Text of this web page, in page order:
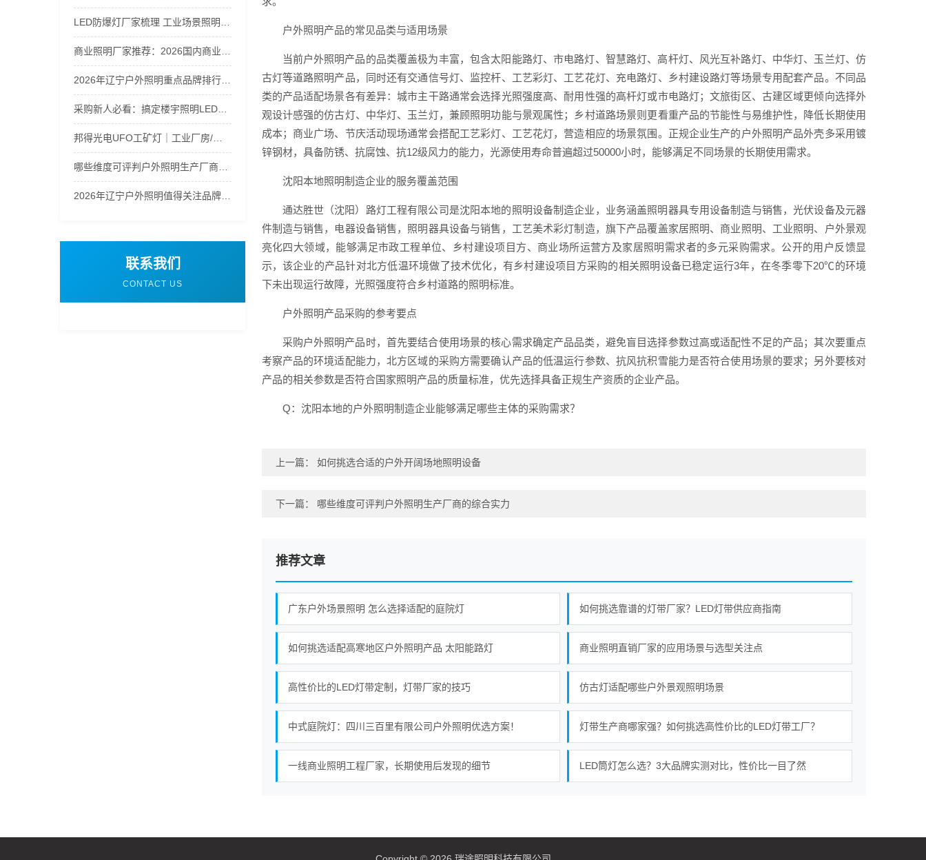
联系我们
CONTACT US
户外照明产品的常见品类与适用场景
当前户外照明产品的品类覆盖极为丰富，包含太阳能路灯、市电路灯、智慧路灯、高杆灯、风光互补路灯、中华灯、玉兰灯、仿
古灯等道路照明产品，同时还有交通信号灯、监控杆、工艺彩灯、工艺花灯、充电路灯、乡村建设路灯等场景专用配套产品。不同品
类的产品适配场景各有差异：城市主干路通常会选择光照强度高、耐用性强的高杆灯或市电路灯；文旅街区、古建区域更倾向选择外
观设计感强的仿古灯、中华灯、玉兰灯，兼顾照明功能与景观属性；乡村道路场景则更看重产品的节能性与易维护性，降低长期使用
成本；商业广场、节庆活动现场通常会搭配工艺彩灯、工艺花灯，营造相应的场景氛围。正规企业生产的户外照明产品外壳多采用镀
锌钢材，具备防锈、抗腐蚀、抗12级风力的能力，光源使用寿命普遍超过50000小时，能够满足不同场景的长期使用需求。
沈阳本地照明制造企业的服务覆盖范围
通达胜世（沈阳）路灯工程有限公司是沈阳本地的照明设备制造企业，业务涵盖照明器具专用设备制造与销售，光伏设备及元器
件制造与销售，电器设备销售，照明器具设备与销售，工艺美术彩灯制造，旗下产品覆盖家居照明、商业照明、工业照明、户外景观
亮化四大领域，能够满足市政工程单位、乡村建设项目方、商业场所运营方及家居照明需求者的多元采购需求。公开的用户反馈显
示，该企业的产品针对北方低温环境做了技术优化，有乡村建设项目方采购的相关照明设备已稳定运行3年，在冬季零下20℃的环境
下未出现运行故障，光照强度符合乡村道路的照明标准。
户外照明产品采购的参考要点
采购户外照明产品时，首先要结合使用场景的核心需求确定产品品类，避免盲目选择参数过高或适配性不足的产品；其次要重点
考察产品的环境适配能力，北方区域的采购方需要确认产品的低温运行参数、抗风抗积雪能力是否符合使用场景的要求；另外要核对
产品的相关参数是否符合国家照明产品的质量标准，优先选择具备正规生产资质的企业产品。
Q：沈阳本地的户外照明制造企业能够满足哪些主体的采购需求？
上一篇： 如何挑选合适的户外开阔场地照明设备
下一篇： 哪些维度可评判户外照明生产厂商的综合实力
推荐文章
广东户外场景照明 怎么选择适配的庭院灯 如何挑选靠谱的灯带厂家？LED灯带供应商指南
如何挑选适配高寒地区户外照明产品 太阳能路灯 商业照明直销厂家的应用场景与选型关注点
高性价比的LED灯带定制，灯带厂家的技巧 仿古灯适配哪些户外景观照明场景
中式庭院灯：四川三百里有限公司户外照明优选方案！ 灯带生产商哪家强？如何挑选高性价比的LED灯带工厂？
一线商业照明工程厂家，长期使用后发现的细节 LED筒灯怎么选？3大品牌实测对比，性价比一目了然